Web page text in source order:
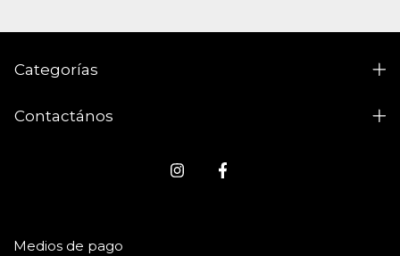
Categorías
Contactános
Medios de pago